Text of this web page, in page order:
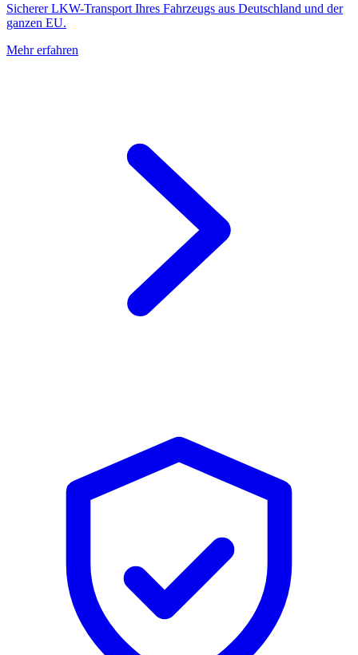
Sicherer LKW-Transport Ihres Fahrzeugs aus Deutschland und der
ganzen EU.
Mehr erfahren